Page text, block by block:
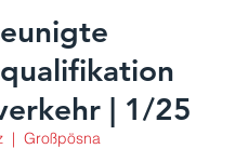
| 1/25
  |
Großpösna